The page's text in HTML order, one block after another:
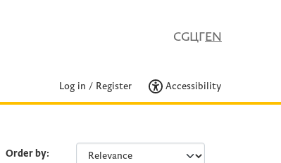
CGЦГEN
Log in / Register Accessibility
Order by